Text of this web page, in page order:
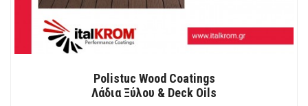
Polistuc Wood Coatings
Λάδια Ξύλου & Deck Oils